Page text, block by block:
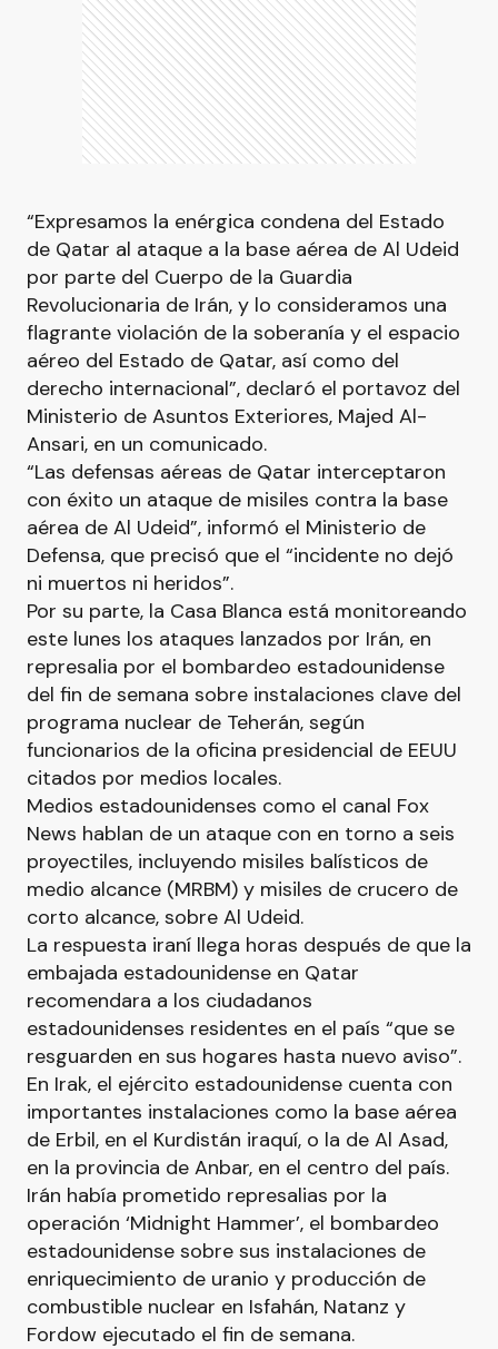
“Expresamos la enérgica condena del Estado
de Qatar al ataque a la base aérea de Al Udeid
por parte del Cuerpo de la Guardia
Revolucionaria de Irán, y lo consideramos una
flagrante violación de la soberanía y el espacio
aéreo del Estado de Qatar, así como del
derecho internacional”, declaró el portavoz del
Ministerio de Asuntos Exteriores, Majed Al-
Ansari, en un comunicado.
“Las defensas aéreas de Qatar interceptaron
con éxito un ataque de misiles contra la base
aérea de Al Udeid”, informó el Ministerio de
Defensa, que precisó que el “incidente no dejó
ni muertos ni heridos”.
Por su parte, la Casa Blanca está monitoreando
este lunes los ataques lanzados por Irán, en
represalia por el bombardeo estadounidense
del fin de semana sobre instalaciones clave del
programa nuclear de Teherán, según
funcionarios de la oficina presidencial de EEUU
citados por medios locales.
Medios estadounidenses como el canal Fox
News hablan de un ataque con en torno a seis
proyectiles, incluyendo misiles balísticos de
medio alcance (MRBM) y misiles de crucero de
corto alcance, sobre Al Udeid.
La respuesta iraní llega horas después de que la
embajada estadounidense en Qatar
recomendara a los ciudadanos
estadounidenses residentes en el país “que se
resguarden en sus hogares hasta nuevo aviso”.
En Irak, el ejército estadounidense cuenta con
importantes instalaciones como la base aérea
de Erbil, en el Kurdistán iraquí, o la de Al Asad,
en la provincia de Anbar, en el centro del país.
Irán había prometido represalias por la
operación ‘Midnight Hammer’, el bombardeo
estadounidense sobre sus instalaciones de
enriquecimiento de uranio y producción de
combustible nuclear en Isfahán, Natanz y
Fordow ejecutado el fin de semana.